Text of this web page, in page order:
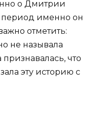
о Дмитрии
период именно он
отметить:
не называла
что
эту историю с